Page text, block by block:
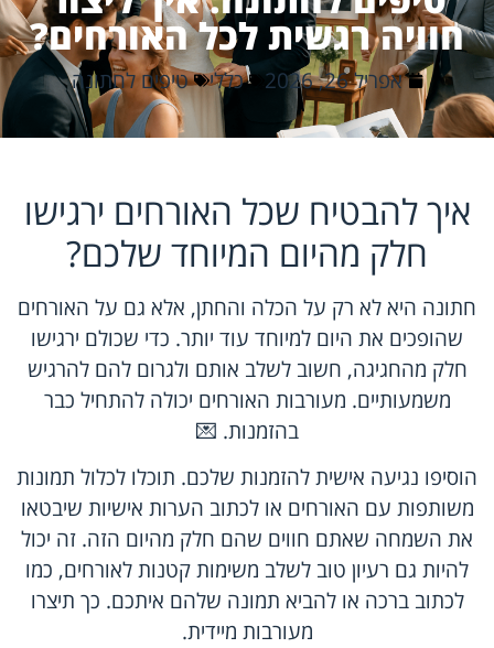
חוויה רגשית לכל האורחים?
אפריל 26, 2026 כללי טיפים לחתונה
איך להבטיח שכל האורחים ירגישו
חלק מהיום המיוחד שלכם?
חתונה היא לא רק על הכלה והחתן, אלא גם על האורחים
שהופכים את היום למיוחד עוד יותר. כדי שכולם ירגישו
חלק מהחגיגה, חשוב לשלב אותם ולגרום להם להרגיש
משמעותיים. מעורבות האורחים יכולה להתחיל כבר
בהזמנות. 💌
הוסיפו נגיעה אישית להזמנות שלכם. תוכלו לכלול תמונות
משותפות עם האורחים או לכתוב הערות אישיות שיבטאו
את השמחה שאתם חווים שהם חלק מהיום הזה. זה יכול
להיות גם רעיון טוב לשלב משימות קטנות לאורחים, כמו
לכתוב ברכה או להביא תמונה שלהם איתכם. כך תיצרו
מעורבות מיידית.